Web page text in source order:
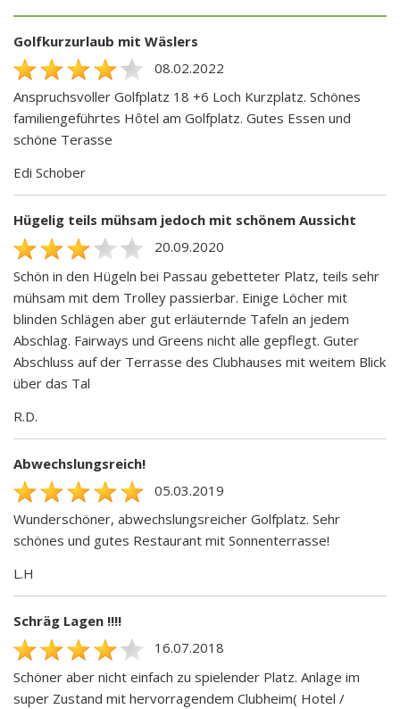
Golfkurzurlaub mit Wäslers
08.02.2022
Anspruchsvoller Golfplatz 18 +6 Loch Kurzplatz. Schönes
familiengeführtes Hôtel am Golfplatz. Gutes Essen und
schöne Terasse
Edi Schober
Hügelig teils mühsam jedoch mit schönem Aussicht
20.09.2020
Schön in den Hügeln bei Passau gebetteter Platz, teils sehr
mühsam mit dem Trolley passierbar. Einige Löcher mit
blinden Schlägen aber gut erläuternde Tafeln an jedem
Abschlag. Fairways und Greens nicht alle gepflegt. Guter
Abschluss auf der Terrasse des Clubhauses mit weitem Blick
über das Tal
R.D.
Abwechslungsreich!
05.03.2019
Wunderschöner, abwechslungsreicher Golfplatz. Sehr
schönes und gutes Restaurant mit Sonnenterrasse!
L.H
Schräg Lagen !!!!
16.07.2018
Schöner aber nicht einfach zu spielender Platz. Anlage im
super Zustand mit hervorragendem Clubheim( Hotel /